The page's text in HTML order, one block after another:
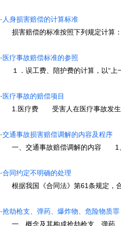
· 人身损害赔偿的计算标准
损害赔偿的标准按照下列规定计算
· 医疗事故赔偿标准的参照
１．误工费、陪护费的计算，以“上
· 医疗事故的赔偿项目
1.医疗费 受害人在医疗事故发生后
·交通事故损害赔偿调解的内容及程序
一、交通事故赔偿调解的内容 1、
·合同约定不明确的处理
根据我国《合同法》第61条规定，合
·抢劫枪支、弹药、爆炸物、危险物质罪
一、概念及其构成抢劫枪支、弹药、